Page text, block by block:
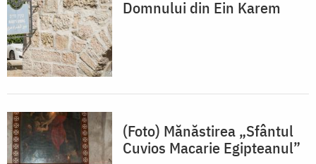
Domnului din Ein Karem
(Foto) Mănăstirea „Sfântul
Cuvios Macarie Egipteanul”